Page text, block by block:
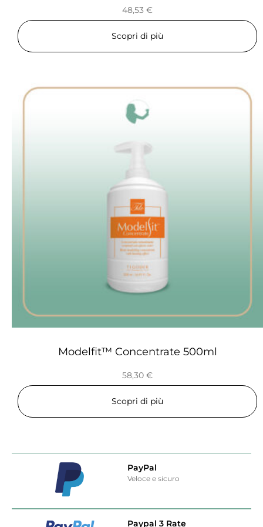
48,53 €
Scopri di più
Modelfit™ Concentrate 500ml
58,30 €
Scopri di più
PayPal
Veloce e sicuro
Paypal 3 Rate